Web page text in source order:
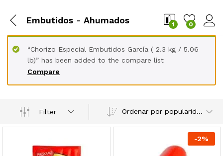
Embutidos - Ahumados 1 0
Compare
“Chorizo Especial Embutidos García ( 2.3 kg / 5.06
lb)” has been added to the compare list
Filter Ordenar por popularidad
-2%